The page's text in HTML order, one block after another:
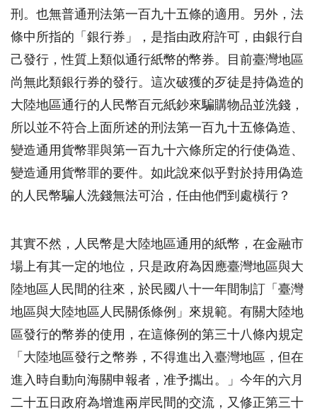
刑。也無普通刑法第一百九十五條的適用。另外，法
條中所指的「銀行券」，是指由政府許可，由銀行自
己發行，性質上類似通行紙幣的幣券。目前臺灣地區
尚無此類銀行券的發行。這次破獲的歹徒是持偽造的
大陸地區通行的人民幣百元紙鈔來騙購物品並洗錢，
所以並不符合上面所述的刑法第一百九十五條偽造、
變造通用貨幣罪與第一百九十六條所定的行使偽造、
變造通用貨幣罪的要件。如此說來似乎對於持用偽造
的人民幣騙人洗錢無法可治，任由他們到處橫行？
其實不然，人民幣是大陸地區通用的紙幣，在金融市
場上有其一定的地位，只是政府為因應臺灣地區與大
陸地區人民間的往來，於民國八十一年間制訂「臺灣
地區與大陸地區人民關係條例」來規範。有關大陸地
區發行的幣券的使用，在這條例的第三十八條內規定
「大陸地區發行之幣券，不得進出入臺灣地區，但在
進入時自動向海關申報者，准予攜出。」今年的六月
二十五日 政府為增進兩岸民間的交流，又修正第三十